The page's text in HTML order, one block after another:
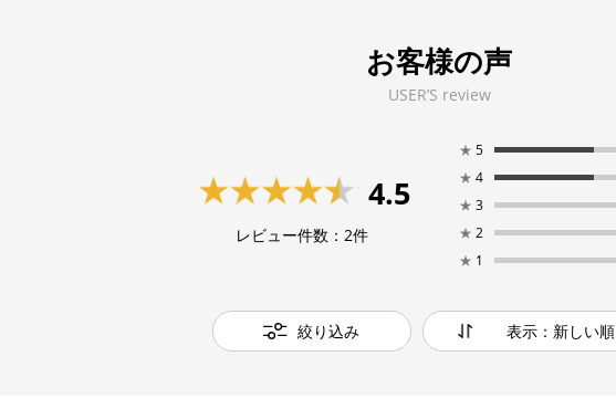
お客様の声
USER’S review
4.5
レビュー件数： 2件
★ 5
★ 4
★ 3
★ 2
★ 1
絞り込み 表示：新しい順